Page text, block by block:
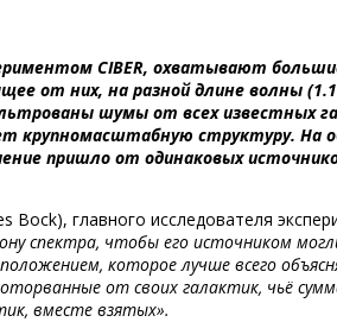
CIBER, охватывают
от них, на разной длине волны
шумы от всех известных
крупномасштабную структуру. На
пришло от одинаковых
Bock), главного исследователя
спектра, чтобы его источником
которое лучше всего
от своих галактик, чьё
вместе взятых».